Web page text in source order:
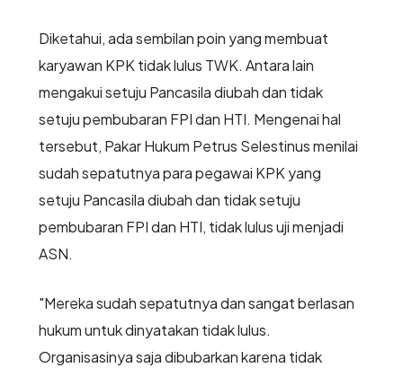
Diketahui, ada sembilan poin yang membuat
karyawan KPK tidak lulus TWK. Antara lain
mengakui setuju Pancasila diubah dan tidak
setuju pembubaran FPI dan HTI. Mengenai hal
tersebut, Pakar Hukum Petrus Selestinus menilai
sudah sepatutnya para pegawai KPK yang
setuju Pancasila diubah dan tidak setuju
pembubaran FPI dan HTI, tidak lulus uji menjadi
ASN.
"Mereka sudah sepatutnya dan sangat berlasan
hukum untuk dinyatakan tidak lulus.
Organisasinya saja dibubarkan karena tidak